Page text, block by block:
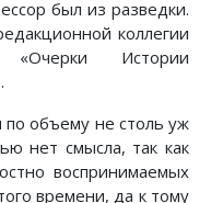
был из разведки.
коллегии
«Очерки Истории
по объему не столь уж
нет смысла, так как
воспринимаемых
времени, да к тому